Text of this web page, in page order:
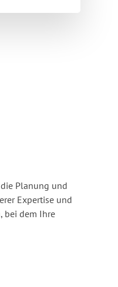
Planung und
Expertise und
, bei dem Ihre